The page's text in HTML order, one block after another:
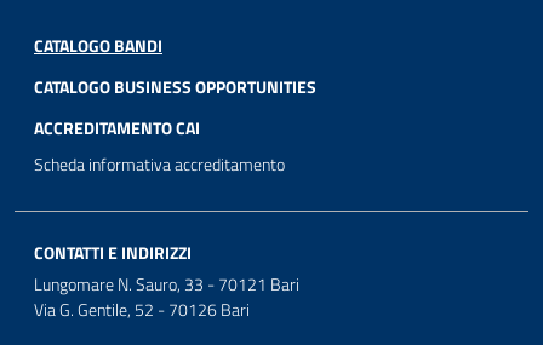
CATALOGO BANDI
CATALOGO BUSINESS OPPORTUNITIES
ACCREDITAMENTO CAI
Scheda informativa accreditamento
CONTATTI E INDIRIZZI
Lungomare N. Sauro, 33 - 70121 Bari
Via G. Gentile, 52 - 70126 Bari